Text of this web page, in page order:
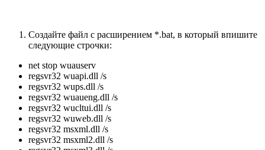
Создайте файл с расширением *.bat, в который впишите
следующие строчки:
net stop wuauserv
regsvr32 wuapi.dll /s
regsvr32 wups.dll /s
regsvr32 wuaueng.dll /s
regsvr32 wucltui.dll /s
regsvr32 wuweb.dll /s
regsvr32 msxml.dll /s
regsvr32 msxml2.dll /s